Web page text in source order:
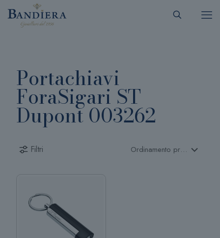
Portachiavi
ForaSigari ST
Dupont 003262
Filtri